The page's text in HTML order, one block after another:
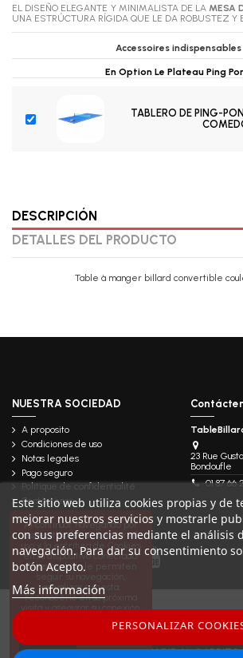
EL DISEÑO ELEGANTE Y MINIMALISTA DE LAMESA
UNA ESTRÚCTURA RÍGIDA QUE LE DA ROBUSTEZ Y
AÑADIR AL CARRITO
Accessoires indispensables
En Option Le Plateau Ping
TABLERO DE PING-
DESCRIPCIÓN
DETALLES DEL PRODUCTO
Table à manger billard convertible
NUESTRA SOCIEDAD
A proposito
Condiciones de uso
Notas legales
Pago seguro
Politique de confidentialité
Contáctenos
23 Rue
Bondoufle
01 87 66
Este sitio web utiliza cookies propias y de
mejorar nuestros servicios y mostrarle
con sus preferencias mediante el análisis
navegación. Para dar su consentimiento
botón Acepto.
Más información
PERSONALIZAR
Follow us
Al continuar navegando por
este sitio, debe aceptar el
uso y la escritura de Cookies
en su dispositivo conectado.
Estas cookies le permiten
seguir su navegación,
actualizar su cesta,
reconocerlo en su próxima
visita y asegurar su conexión.
clic aquí